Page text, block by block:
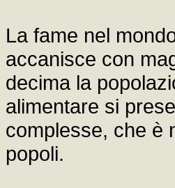
La fame nel
accanisce con
decima la
alimentare si
complesse, che è
popoli.